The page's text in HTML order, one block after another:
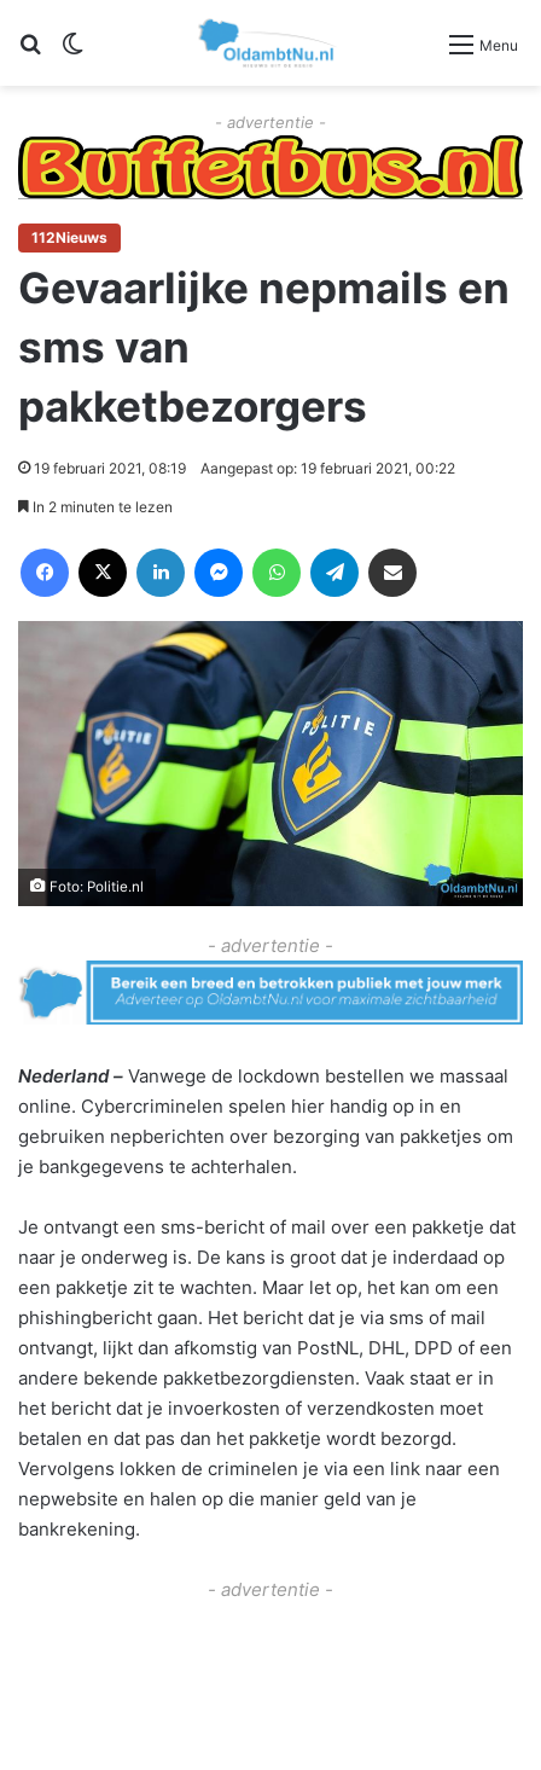
Zoeken Menu
- advertentie -
112Nieuws
Gevaarlijke nepmails en
sms van
pakketbezorgers
19 februari 2021, 08:19 Aangepast op: 19 februari 2021, 00:22
In 2 minuten te lezen
Foto: Politie.nl
- advertentie -
Nederland – Vanwege de lockdown bestellen we massaal
online. Cybercriminelen spelen hier handig op in en
gebruiken nepberichten over bezorging van pakketjes om
je bankgegevens te achterhalen.
Je ontvangt een sms-bericht of mail over een pakketje dat
naar je onderweg is. De kans is groot dat je inderdaad op
een pakketje zit te wachten. Maar let op, het kan om een
phishingbericht gaan. Het bericht dat je via sms of mail
ontvangt, lijkt dan afkomstig van PostNL, DHL, DPD of een
andere bekende pakketbezorgdiensten. Vaak staat er in
het bericht dat je invoerkosten of verzendkosten moet
betalen en dat pas dan het pakketje wordt bezorgd.
Vervolgens lokken de criminelen je via een link naar een
nepwebsite en halen op die manier geld van je
bankrekening.
- advertentie -